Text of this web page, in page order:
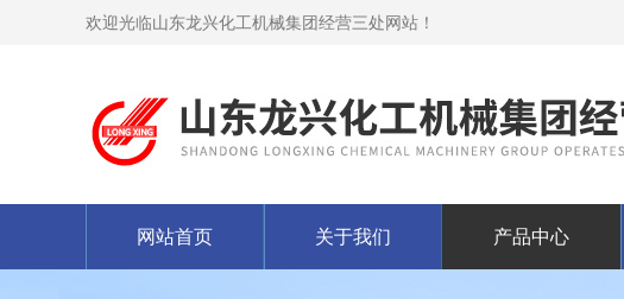
欢迎光临山东龙兴化工机械集团经营三处网站！
网站首页 关于我们 产品中心